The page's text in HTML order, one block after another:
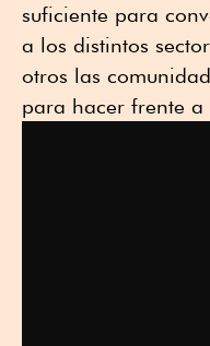
suficiente para
a los distintos
otros las
para hacer frente